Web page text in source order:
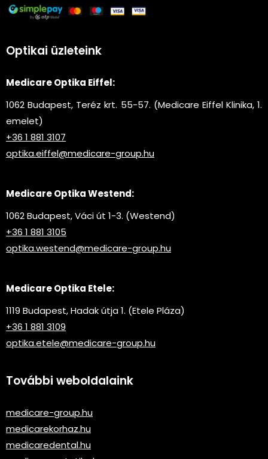
Optikai üzleteink
Medicare Optika Eiffel:
1062 Budapest, Teréz krt. 55-57. (Medicare Eiffel Klinika, 1.
emelet)
+36 1 881 3107
optika.eiffel@medicare-group.hu
Medicare Optika Westend:
1062 Budapest, Váci út 1-3. (Westend)
+36 1 881 3105
optika.westend@medicare-group.hu
Medicare Optika Etele:
1119 Budapest, Hadak útja 1. (Etele Pláza)
+36 1 881 3109
optika.etele@medicare-group.hu
További weboldalaink
medicare-group.hu
medicarekorhaz.hu
medicaredental.hu